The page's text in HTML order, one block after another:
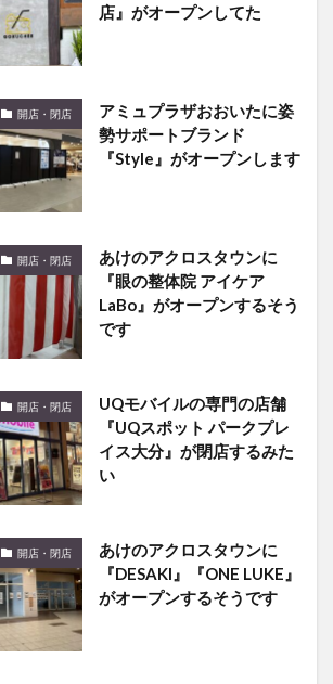
店』がオープンしてた
開店・閉店
アミュプラザおおいたに姿
勢サポートブランド
『Style』がオープンします
開店・閉店
あけのアクロスタウンに
『眼の整体院 アイケア
LaBo』がオープンするそう
です
開店・閉店
UQモバイルの専門の店舗
『UQスポット パークプレ
イス大分』が閉店するみた
い
開店・閉店
あけのアクロスタウンに
『DESAKI』『ONE LUKE』
がオープンするそうです